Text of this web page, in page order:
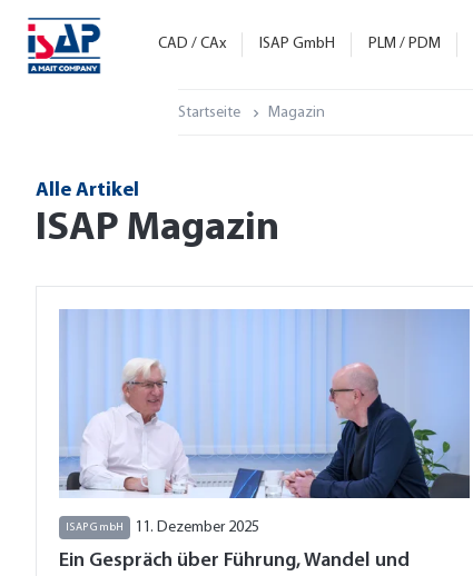
CAD / CAx ISAP GmbH PLM / PDM
Startseite Magazin
Alle Artikel
ISAP Magazin
ISAP GmbH 11. Dezember 2025
Ein Gespräch über Führung, Wandel und